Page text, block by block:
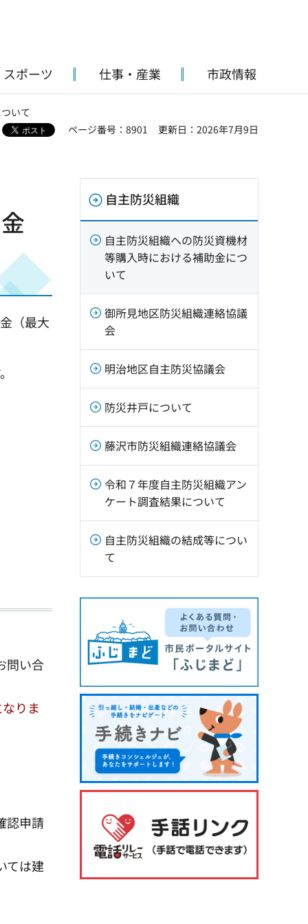
ポーツ 仕事・産業 市政情報
いて
ページ番号：8901
更新日：2026年7月9日
（最大
問い合
りま
認申請
ては建
自主防災組織
自主防災組織への防災資機材
等購入時における補助金につ
いて
御所見地区防災組織連絡協議
会
明治地区自主防災協議会
防災井戸について
藤沢市防災組織連絡協議会
令和７年度自主防災組織アン
ケート調査結果について
自主防災組織の結成等につい
て